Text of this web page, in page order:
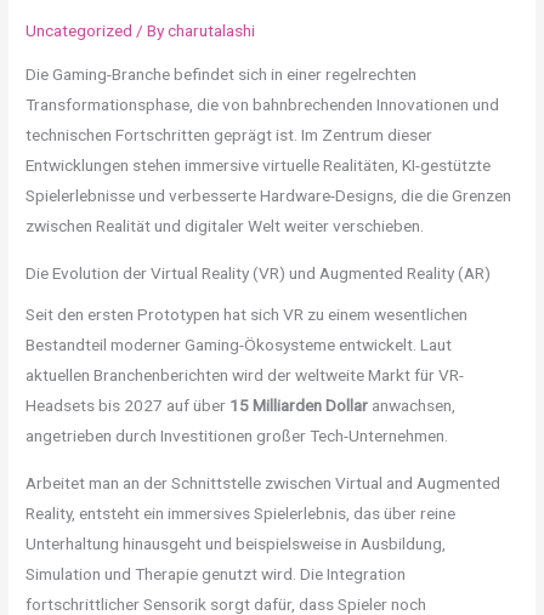
Uncategorized / Bycharutalashi
Die Gaming-Branche befindet sich in einer regelrechten
Transformationsphase, die von bahnbrechenden Innovationen und
technischen Fortschritten geprägt ist. Im Zentrum dieser
Entwicklungen stehen immersive virtuelle Realitäten, KI-gestützte
Spielerlebnisse und verbesserte Hardware-Designs, die die Grenzen
zwischen Realität und digitaler Welt weiter verschieben.
Die Evolution der Virtual Reality (VR) und Augmented Reality (AR)
Seit den ersten Prototypen hat sich VR zu einem wesentlichen
Bestandteil moderner Gaming-Ökosysteme entwickelt. Laut
aktuellen Branchenberichten wird der weltweite Markt für VR-
Headsets bis 2027 auf über 15 Milliarden Dollar anwachsen,
angetrieben durch Investitionen großer Tech-Unternehmen.
Arbeitet man an der Schnittstelle zwischen Virtual and Augmented
Reality, entsteht ein immersives Spielerlebnis, das über reine
Unterhaltung hinausgeht und beispielsweise in Ausbildung,
Simulation und Therapie genutzt wird. Die Integration
fortschrittlicher Sensorik sorgt dafür, dass Spieler noch